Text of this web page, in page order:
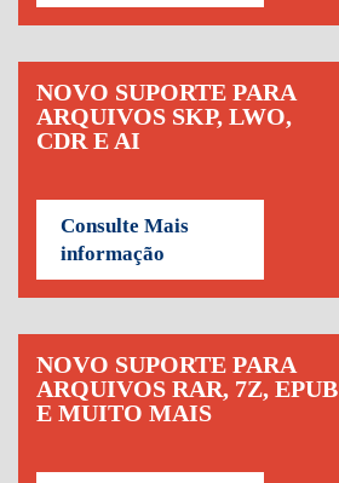
NOVO SUPORTE PARA
ARQUIVOS SKP, LWO,
CDR E AI
Consulte Mais
informação
NOVO SUPORTE PARA
ARQUIVOS RAR, 7Z, EPUB
E MUITO MAIS